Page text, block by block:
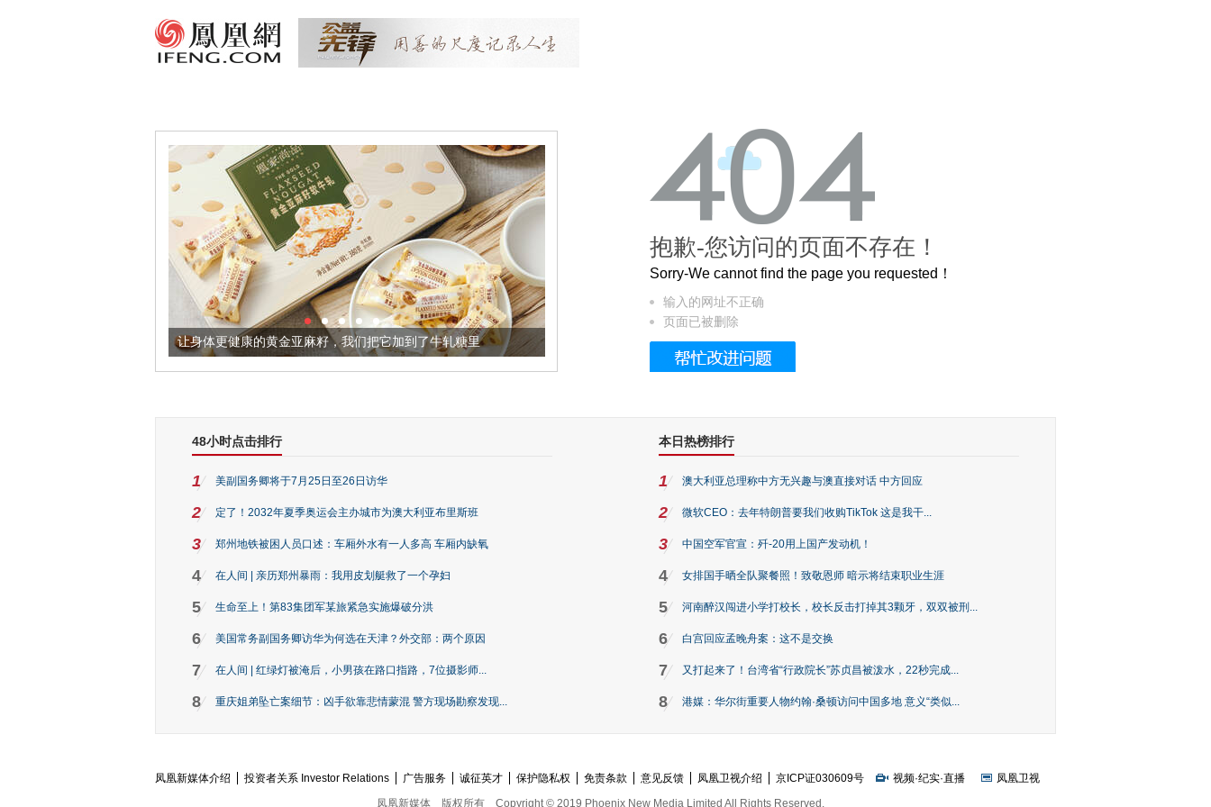
让身体更健康的黄金亚麻籽，我们把它加到了牛轧糖里 被列入佛家七宝的它到底有多美？
抱歉-您访问的页面不存在！
Sorry-We cannot find the page you requested！
输入的网址不正确
页面已被删除
48小时点击排行
1 美副国务卿将于7月25日至26日访华
2 定了！2032年夏季奥运会主办城市为澳大利亚布里斯班
3 郑州地铁被困人员口述：车厢外水有一人多高 车厢内缺氧
4 在人间 | 亲历郑州暴雨：我用皮划艇救了一个孕妇
5 生命至上！第83集团军某旅紧急实施爆破分洪
6 美国常务副国务卿访华为何选在天津？外交部：两个原因
7 在人间 | 红绿灯被淹后，小男孩在路口指路，7位摄影师...
8 重庆姐弟坠亡案细节：凶手欲靠悲情蒙混 警方现场勘察发现...
本日热榜排行
1 澳大利亚总理称中方无兴趣与澳直接对话 中方回应
2 微软CEO：去年特朗普要我们收购TikTok 这是我干...
3 中国空军官宣：歼-20用上国产发动机！
4 女排国手晒全队聚餐照！致敬恩师 暗示将结束职业生涯
5 河南醉汉闯进小学打校长，校长反击打掉其3颗牙，双双被刑...
6 白宫回应孟晚舟案：这不是交换
7 又打起来了！台湾省“行政院长”苏贞昌被泼水，22秒完成...
8 港媒：华尔街重要人物约翰·桑顿访问中国多地 意义“类似...
凤凰新媒体介绍 投资者关系 Investor Relations 广告服务 诚征英才 保护隐私权 免责条款 意见反馈 凤凰卫视介绍 京ICP证030609号 视频·纪实·直播
凤凰卫视
凤凰新媒体
版权所有 Copyright © 2019 Phoenix New Media Limited All Rights Reserved.